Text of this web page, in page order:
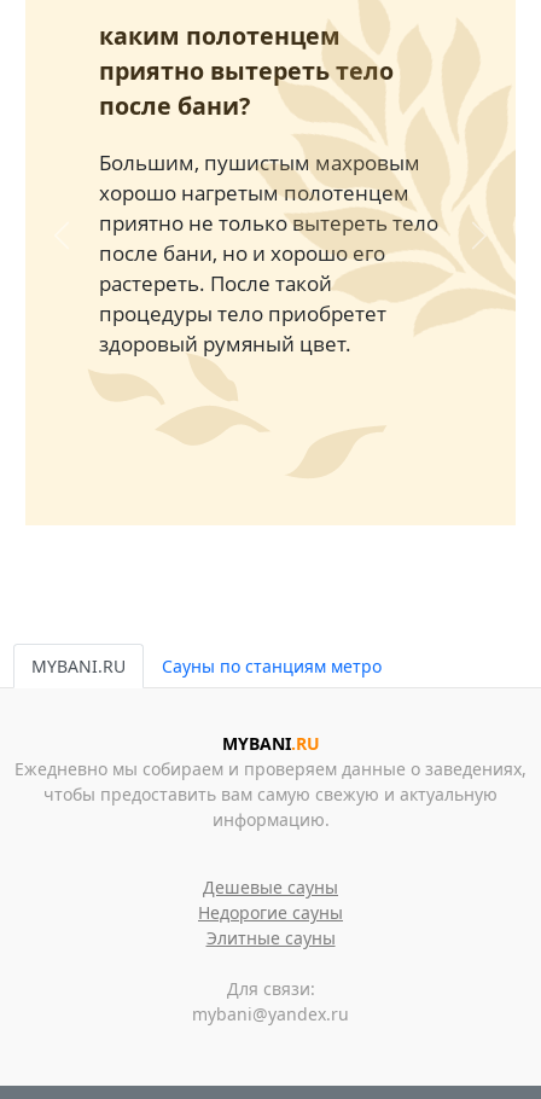
каким полотенцем
приятно вытереть тело
после бани?
Большим, пушистым махровым
хорошо нагретым полотенцем
приятно не только вытереть тело
после бани, но и хорошо его
растереть. После такой
процедуры тело приобретет
здоровый румяный цвет.
Previous Next
MYBANI.RU Сауны по станциям метро
MYBANI.RU
Ежедневно мы собираем и проверяем данные о заведениях,
чтобы предоставить вам самую свежую и актуальную
информацию.
Дешевые сауны
Недорогие сауны
Элитные сауны
Для связи:
mybani@yandex.ru